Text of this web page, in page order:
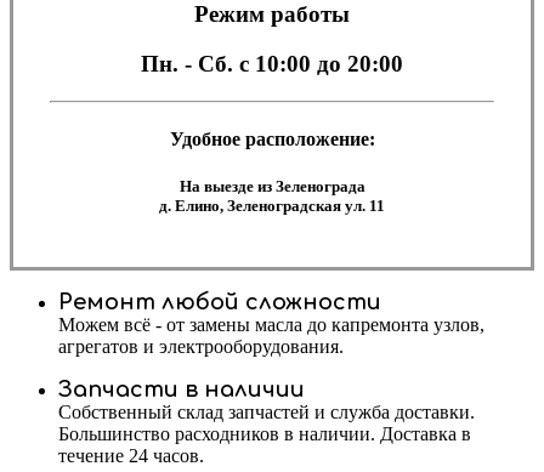
Режим работы
Пн. - Сб. с 10:00 до 20:00
Удобное расположение:
На выезде из Зеленограда
д. Елино, Зеленоградская ул. 11
Ремонт любой сложности
Можем всё - от замены масла до капремонта узлов,
агрегатов и электрооборудования.
Запчасти в наличии
Собственный склад запчастей и служба доставки.
Большинство расходников в наличии. Доставка в
течение 24 часов.